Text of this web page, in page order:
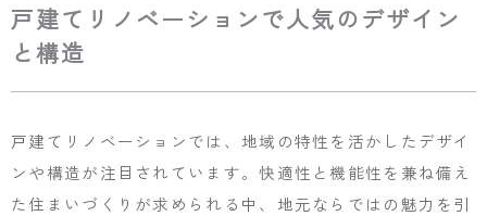
戸建てリノベーションで人気のデザイン
と構造
戸建てリノベーションでは、地域の特性を活かしたデザイ
ンや構造が注目されています。快適性と機能性を兼ね備え
た住まいづくりが求められる中、地元ならではの魅力を引